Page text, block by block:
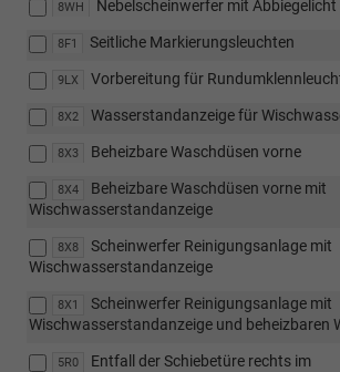
8WH Nebelscheinwerfer mit Abbiegelicht
8F1 Seitliche Markierungsleuchten
9LX Vorbereitung für
8X2 Wasserstandanzeige für
8X3 Beheizbare Waschdüsen vorne
8X4
Beheizbare Waschdüsen vorne mit
Wischwasserstandanzeige
8X8
Scheinwerfer Reinigungsanlage mit
Wischwasserstandanzeige
8X1
Scheinwerfer Reinigungsanlage mit
Wischwasserstandanzeige und beheizbaren
5R0
Entfall der Schiebetüre rechts im